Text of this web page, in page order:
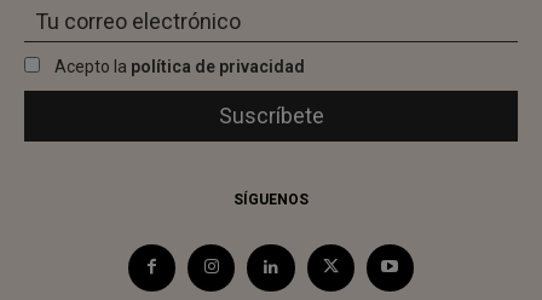
Acepto la política de privacidad
SÍGUENOS